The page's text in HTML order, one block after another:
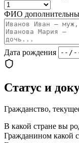
ФИО
Дата рождения
Статус и
Гражданство,
В какой стране вы
Гражданином какой